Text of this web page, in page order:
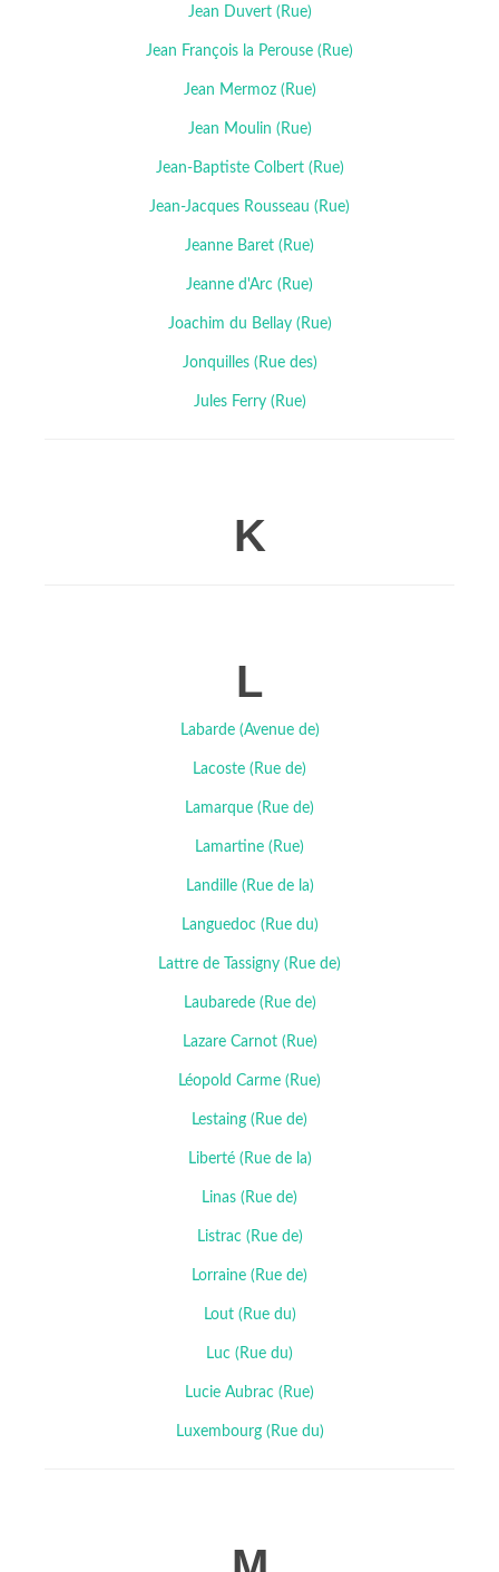
Jean Duvert (Rue)
Jean François la Perouse (Rue)
Jean Mermoz (Rue)
Jean Moulin (Rue)
Jean-Baptiste Colbert (Rue)
Jean-Jacques Rousseau (Rue)
Jeanne Baret (Rue)
Jeanne d'Arc (Rue)
Joachim du Bellay (Rue)
Jonquilles (Rue des)
Jules Ferry (Rue)
K
L
Labarde (Avenue de)
Lacoste (Rue de)
Lamarque (Rue de)
Lamartine (Rue)
Landille (Rue de la)
Languedoc (Rue du)
Lattre de Tassigny (Rue de)
Laubarede (Rue de)
Lazare Carnot (Rue)
Léopold Carme (Rue)
Lestaing (Rue de)
Liberté (Rue de la)
Linas (Rue de)
Listrac (Rue de)
Lorraine (Rue de)
Lout (Rue du)
Luc (Rue du)
Lucie Aubrac (Rue)
Luxembourg (Rue du)